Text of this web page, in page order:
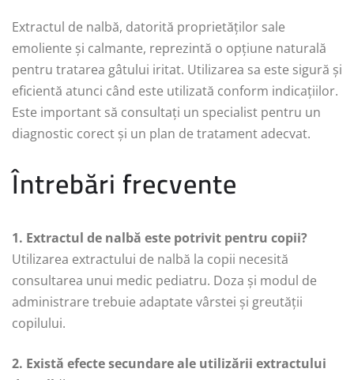
Extractul de nalbă, datorită proprietăților sale
emoliente și calmante, reprezintă o opțiune naturală
pentru tratarea gâtului iritat. Utilizarea sa este sigură și
eficientă atunci când este utilizată conform indicațiilor.
Este important să consultați un specialist pentru un
diagnostic corect și un plan de tratament adecvat.
Întrebări frecvente
1. Extractul de nalbă este potrivit pentru copii?
Utilizarea extractului de nalbă la copii necesită
consultarea unui medic pediatru. Doza și modul de
administrare trebuie adaptate vârstei și greutății
copilului.
2. Există efecte secundare ale utilizării extractului